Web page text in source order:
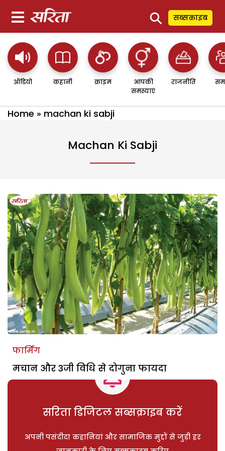
⚲ सब्सक्राइब
ऑडियो कहानी क्राइम
आपकी
समस्याएं
राजनीति
Home » machan ki sabji
Machan Ki Sabji
फार्मिंग
मचान और 3जी विधि से दोगुना फायदा
सरिता डिजिटल सब्सक्राइब करें
अपनी पसंदीदा कहानियां और सामाजिक मुद्दों से जुड़ी हर